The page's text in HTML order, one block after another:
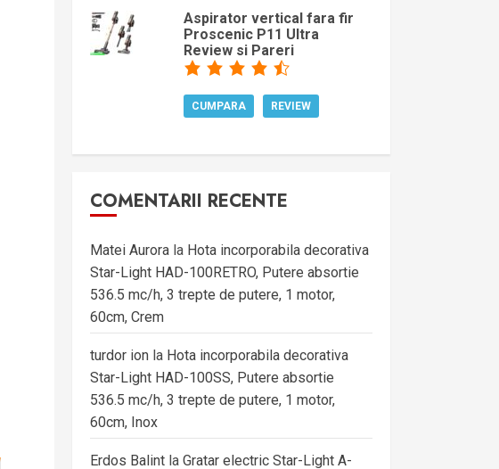
Aspirator vertical fara fir
Proscenic P11 Ultra
Review si Pareri
CUMPARA REVIEW
COMENTARII RECENTE
Matei Aurora la Hota incorporabila decorativa
Star-Light HAD-100RETRO, Putere absortie
536.5 mc/h, 3 trepte de putere, 1 motor,
60cm, Crem
turdor ion la Hota incorporabila decorativa
Star-Light HAD-100SS, Putere absortie
536.5 mc/h, 3 trepte de putere, 1 motor,
60cm, Inox
Erdos Balint laGratar electric Star-Light A-